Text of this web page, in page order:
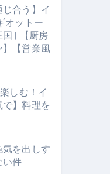
】
じ合う】イ
オットー
| 【厨房
【営業風
しむ！イ
】料理を
を出しす
い件